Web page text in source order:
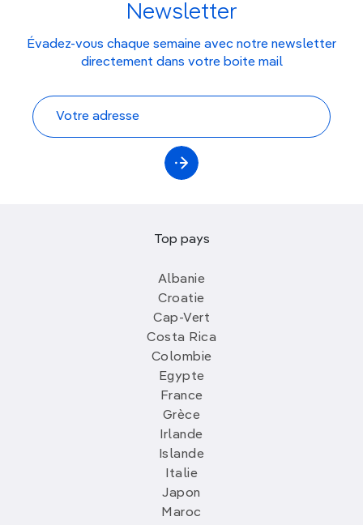
Newsletter
Évadez-vous chaque semaine avec notre newsletter
directement dans votre boite mail
Top pays
Albanie
Croatie
Cap-Vert
Costa Rica
Colombie
Egypte
France
Grèce
Irlande
Islande
Italie
Japon
Maroc